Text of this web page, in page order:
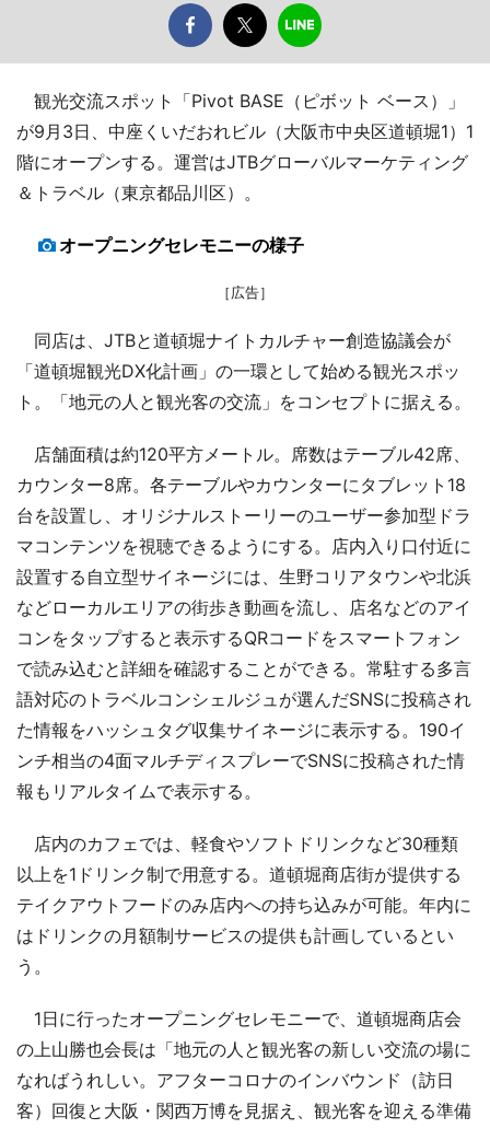
観光交流スポット「Pivot BASE（ピボット ベース）」
が9月3日、中座くいだおれビル（大阪市中央区道頓堀1）1
階にオープンする。運営はJTBグローバルマーケティング
＆トラベル（東京都品川区）。
オープニングセレモニーの様子
［広告］
同店は、JTBと道頓堀ナイトカルチャー創造協議会が
「道頓堀観光DX化計画」の一環として始める観光スポッ
ト。「地元の人と観光客の交流」をコンセプトに据える。
店舗面積は約120平方メートル。席数はテーブル42席、
カウンター8席。各テーブルやカウンターにタブレット18
台を設置し、オリジナルストーリーのユーザー参加型ドラ
マコンテンツを視聴できるようにする。店内入り口付近に
設置する自立型サイネージには、生野コリアタウンや北浜
などローカルエリアの街歩き動画を流し、店名などのアイ
コンをタップすると表示するQRコードをスマートフォン
で読み込むと詳細を確認することができる。常駐する多言
語対応のトラベルコンシェルジュが選んだSNSに投稿され
た情報をハッシュタグ収集サイネージに表示する。190イ
ンチ相当の4面マルチディスプレーでSNSに投稿された情
報もリアルタイムで表示する。
店内のカフェでは、軽食やソフトドリンクなど30種類
以上を1ドリンク制で用意する。道頓堀商店街が提供する
テイクアウトフードのみ店内への持ち込みが可能。年内に
はドリンクの月額制サービスの提供も計画しているとい
う。
1日に行ったオープニングセレモニーで、道頓堀商店会
の上山勝也会長は「地元の人と観光客の新しい交流の場に
なればうれしい。アフターコロナのインバウンド（訪日
客）回復と大阪・関西万博を見据え、観光客を迎える準備